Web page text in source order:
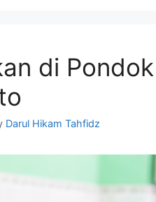
di
Darul Hikam Tahfidz